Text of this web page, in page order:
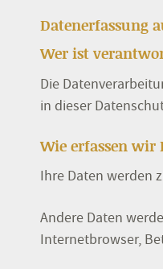
Datenerfassung
Wer ist
Die
in dieser
Wie erfassen wir
Ihre Daten werden
Andere Daten
Internetbrowser,